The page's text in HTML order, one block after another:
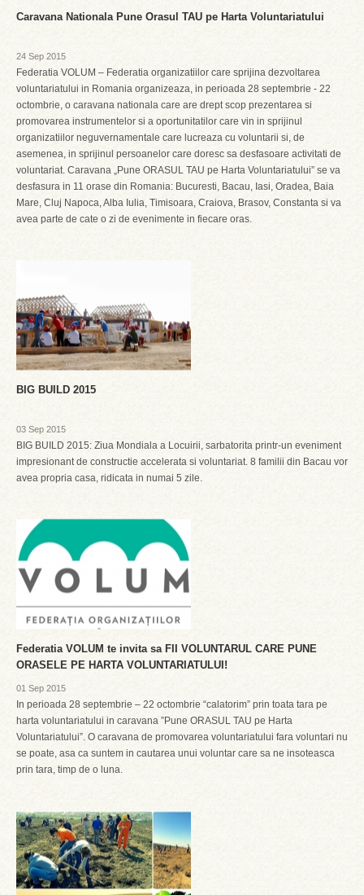
Caravana Nationala Pune Orasul TAU pe Harta Voluntariatului
24 Sep 2015
Federatia VOLUM – Federatia organizatiilor care sprijina dezvoltarea
voluntariatului in Romania organizeaza, in perioada 28 septembrie - 22
octombrie, o caravana nationala care are drept scop prezentarea si
promovarea instrumentelor si a oportunitatilor care vin in sprijinul
organizatiilor neguvernamentale care lucreaza cu voluntarii si, de
asemenea, in sprijinul persoanelor care doresc sa desfasoare activitati de
voluntariat. Caravana „Pune ORASUL TAU pe Harta Voluntariatului” se va
desfasura in 11 orase din Romania: Bucuresti, Bacau, Iasi, Oradea, Baia
Mare, Cluj Napoca, Alba Iulia, Timisoara, Craiova, Brasov, Constanta si va
avea parte de cate o zi de evenimente in fiecare oras.
BIG BUILD 2015
03 Sep 2015
BIG BUILD 2015: Ziua Mondiala a Locuirii, sarbatorita printr-un eveniment
impresionant de constructie accelerata si voluntariat. 8 familii din Bacau vor
avea propria casa, ridicata in numai 5 zile.
Federatia VOLUM te invita sa FII VOLUNTARUL CARE PUNE
ORASELE PE HARTA VOLUNTARIATULUI!
01 Sep 2015
In perioada 28 septembrie – 22 octombrie “calatorim” prin toata tara pe
harta voluntariatului in caravana ”Pune ORASUL TAU pe Harta
Voluntariatului”. O caravana de promovarea voluntariatului fara voluntari nu
se poate, asa ca suntem in cautarea unui voluntar care sa ne insoteasca
prin tara, timp de o luna.